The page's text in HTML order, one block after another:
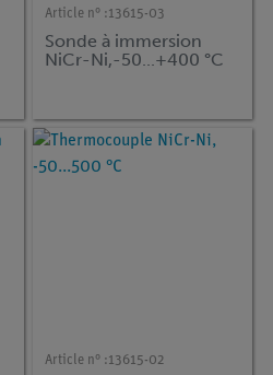
Article n° :13615-03
Sonde à immersion
NiCr-Ni,-50...+400 °C
Article n° :13615-02